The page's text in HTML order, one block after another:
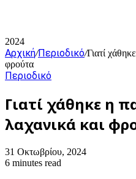
2024
Αρχική/Περιοδικό/Γιατί
φρούτα
Περιοδικό
Γιατί χάθηκε η
λαχανικά και
31 Οκτωβρίου, 2024
6 minutes read